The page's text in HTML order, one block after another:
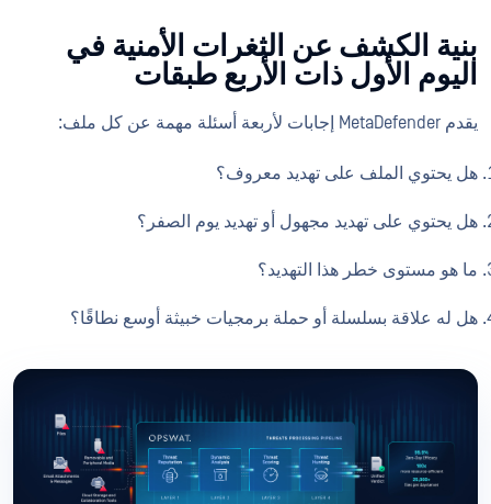
بنية الكشف عن الثغرات الأمنية في
اليوم الأول ذات الأربع طبقات
يقدم MetaDefender إجابات لأربعة أسئلة مهمة عن كل ملف:
هل يحتوي الملف على تهديد معروف؟
هل يحتوي على تهديد مجهول أو تهديد يوم الصفر؟
ما هو مستوى خطر هذا التهديد؟
هل له علاقة بسلسلة أو حملة برمجيات خبيثة أوسع نطاقًا؟